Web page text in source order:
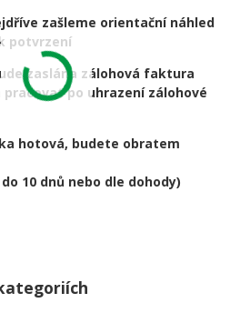
zašleme orientační náhled
potvrzení
zaslána zálohová faktura
pracovat po uhrazení zálohové
hotová, budete obratem
10 dnů nebo dle dohody)